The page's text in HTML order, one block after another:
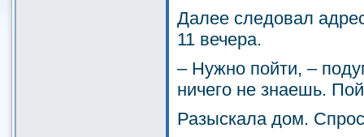
Далее следовал
11 вечера.
– Нужно пойти, –
ничего не знаешь.
Разыскала дом.